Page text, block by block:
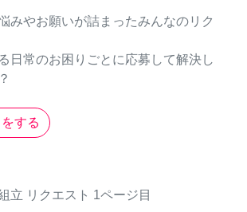
みやお願いが詰まったみんなのリク
日常のお困りごとに応募して解決し
する
立 リクエスト 1ページ目